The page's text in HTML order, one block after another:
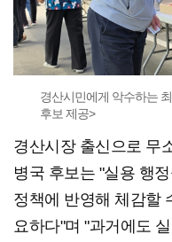
경산시민에게 악수하는
후보 제공>
경산시장 출신으로 무
병국 후보는 "실용 행
정책에 반영해 체감할
요하다"며 "과거에도